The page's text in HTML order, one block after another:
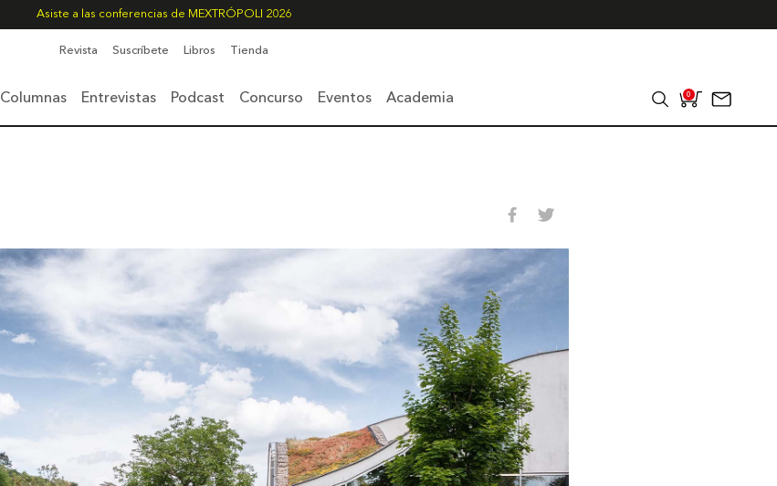
Asiste a las conferencias de MEXTRÓPOLI 2026
Revista Suscríbete Libros Tienda
Columnas Entrevistas Podcast Concurso Eventos Academia 0